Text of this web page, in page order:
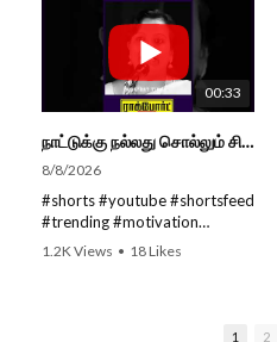
00:33
நாட்டுக்கு நல்லது சொல்லும் சிறப்பான மேடைப்பேச்சு... #shorts #subscribe #video
8/8/2026
#shorts #youtube #shortsfeed
#trending #motivation
#nowtrending #subscribe
SUBSCRIBE to get the latest
1.2K Views • 18 Likes
1 2